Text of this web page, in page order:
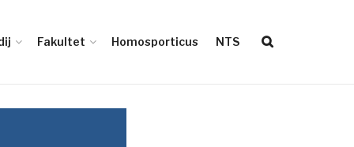
Fakultet Homosporticus NTS